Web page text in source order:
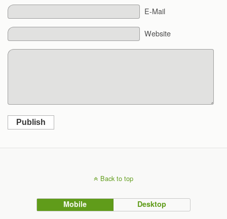
E-Mail
Website
Publish
Back to top
Mobile Desktop